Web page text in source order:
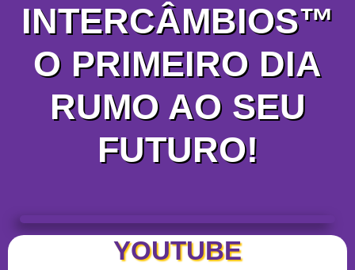
INTERCÂMBIOS™
O PRIMEIRO DIA
RUMO AO SEU
FUTURO!
YOUTUBE